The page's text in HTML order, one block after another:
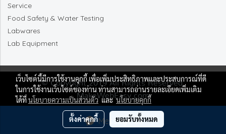
Message Us
Service
Food Safety & Water Testing
Labwares
Lab Equipment
© Copyright 2019 All Rights Reserved.
MakeWebEasy.com
ผู้เข้าชมวันนี้ 14,767
เว็บไซต์นี้มีการใช้งานคุกกี้ เพื่อเพิ่มประสิทธิภาพและประสบการณ์ที่ดี
ในการใช้งานเว็บไซต์ของท่าน ท่านสามารถอ่านรายละเอียดเพิ่มเติม
ได้ที่นโยบายความเป็นส่วนตัวและนโยบายคุกกี้
ตั้งค่าคุกกี้ ยอมรับทั้งหมด